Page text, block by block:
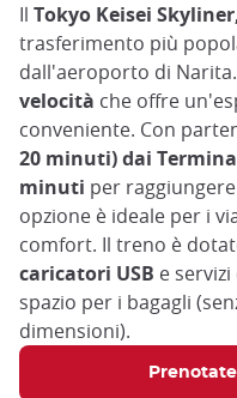
Il Tokyo Keisei
trasferimento più
dall'aeroporto di
velocità che offre
conveniente. Con
20 minuti) dai
minuti per
opzione è ideale per i
comfort. Il treno è
caricatori USB e
spazio per i bagagli
dimensioni).